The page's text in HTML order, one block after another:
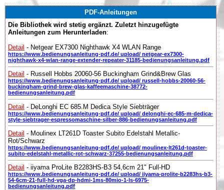
PDF-Anleitungen
Die Bibliothek wird stetig ergänzt. Zuletzt hinzugefügte
Anleitungen zum Herunterladen:
Detail - Netgear EX7300 Nighthawk X4 WLAN Range
https://www.bedienungsanleitung-pdf.de/ upload/ netgear-ex7300-
nighthawk-x4-wlan-range-extender-repeater-31185-bedienungsanleitung.pdf
Detail - Russell Hobbs 20060-56 Buckingham Grind&Brew Glas
https://www.bedienungsanleitung-pdf.de/ upload/ russell-hobbs-20060-56-
buckingham-grind-brew-glas-kaffeemaschine-38772-
bedienungsanleitung.pdf
Detail - DeLonghi EC 685.M Dedica Style Siebträger
https://www.bedienungsanleitung-pdf.de/ upload/ delonghi-ec-685-m-dedica-
style-siebtrager-espressomaschine-silber-886-bedienungsanleitung.pdf
Detail - Moulinex LT261D Toaster Subito Edelstahl Metallic-
Rot/Schwarz
https://www.bedienungsanleitung-pdf.de/ upload/ moulinex-lt261d-toaster-
subito-edelstahl-metallic-rot-schwarz-37255-bedienungsanleitung.pdf
Detail - iiyama ProLite B2283HS-B3 54,6cm 21" Full-HD
https://www.bedienungsanleitung-pdf.de/ upload/ iiyama-prolite-b2283hs-b3-
54-6cm-21-full-hd-vga-dp-hdmi-1ms-80mio-1-ls-6975-
bedienungsanleitung.pdf